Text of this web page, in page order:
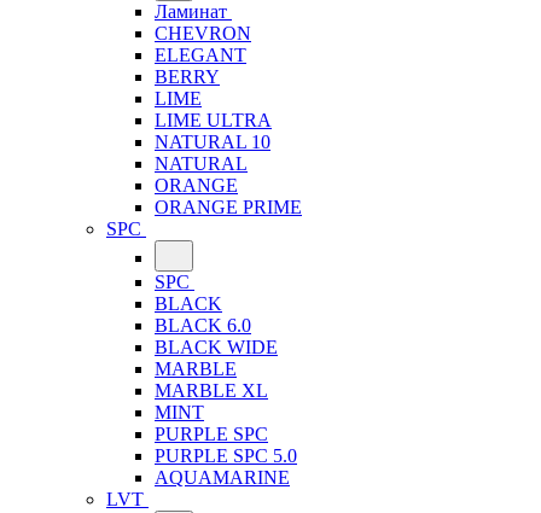
Ламинат
CHEVRON
ELEGANT
BERRY
LIME
LIME ULTRA
NATURAL 10
NATURAL
ORANGE
ORANGE PRIME
SPC
SPC
BLACK
BLACK 6.0
BLACK WIDE
MARBLE
MARBLE XL
MINT
PURPLE SPC
PURPLE SPC 5.0
AQUAMARINE
LVT